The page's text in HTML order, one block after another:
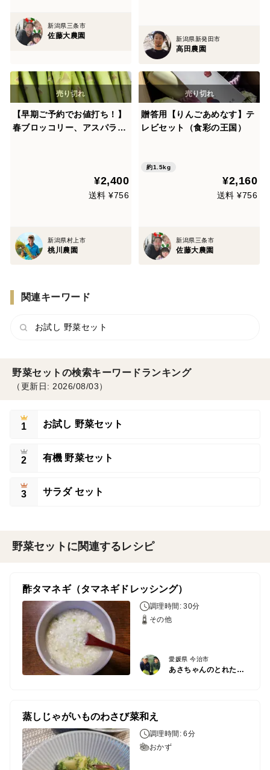
新潟県三条市
佐藤大農園 新潟県新発田市
高田農園
【早期ご予約でお値打ち！】
春ブロッコリー、アスパラ、
¥2,400
送料 ¥756
新潟県村上市
桃川農園
贈答用【りんごあめなす】テ
レビセット（食彩の王国）
約1.5kg
¥2,160
送料 ¥756
新潟県三条市
佐藤大農園
関連キーワード
お試し 野菜セット
野菜セットの検索キーワードランキング
（更新日: 2026/08/03）
1 お試し 野菜セット
2 有機 野菜セット
3 サラダ セット
野菜セットに関連するレシピ
酢タマネギ（タマネギドレッシング）
調理時間: 30分
その他
愛媛県 今治市
あさちゃんのとれたて農場
蒸しじゃがいものわさび菜和え
調理時間: 6分
おかず